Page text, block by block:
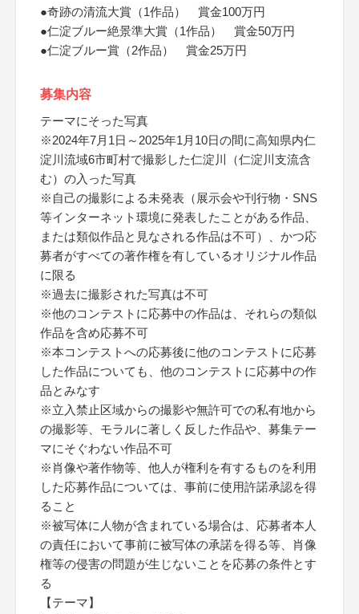
●奇跡の清流大賞（1作品） 賞金100万円
●仁淀ブルー絶景準大賞（1作品） 賞金50万円
●仁淀ブルー賞（2作品） 賞金25万円
募集内容
テーマにそった写真
※2024年7月1日～2025年1月10日の間に高知県内仁
淀川流域6市町村で撮影した仁淀川（仁淀川支流含
む）の入った写真
※自己の撮影による未発表（展示会や刊行物・SNS
等インターネット環境に発表したことがある作品、
または類似作品と見なされる作品は不可）、かつ応
募者がすべての著作権を有しているオリジナル作品
に限る
※過去に撮影された写真は不可
※他のコンテストに応募中の作品は、それらの類似
作品を含め応募不可
※本コンテストへの応募後に他のコンテストに応募
した作品についても、他のコンテストに応募中の作
品とみなす
※立入禁止区域からの撮影や無許可での私有地から
の撮影等、モラルに著しく反した作品や、募集テー
マにそぐわない作品不可
※肖像や著作物等、他人が権利を有するものを利用
した応募作品については、事前に使用許諾承認を得
ること
※被写体に人物が含まれている場合は、応募者本人
の責任において事前に被写体の承諾を得る等、肖像
権等の侵害の問題が生じないことを応募の条件とす
る
【テーマ】